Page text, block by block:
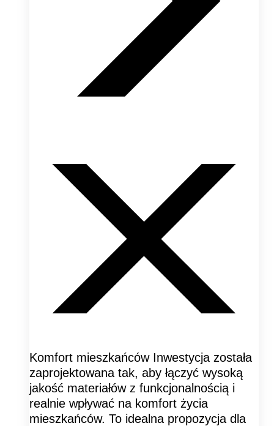
Komfort mieszkańców Inwestycja została
zaprojektowana tak, aby łączyć wysoką
jakość materiałów z funkcjonalnością i
realnie wpływać na komfort życia
mieszkańców. To idealna propozycja dla